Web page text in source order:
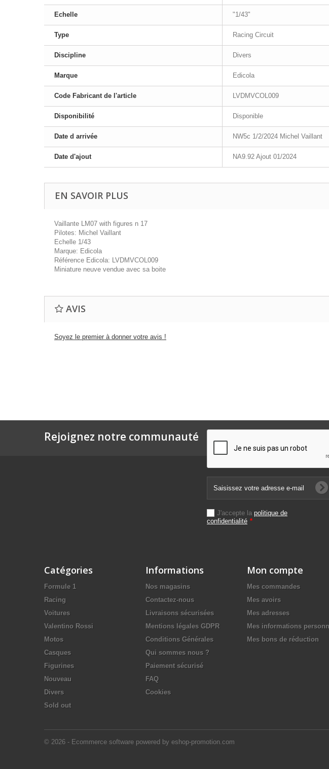
Echelle "1/43"
Type Racing Circuit
Discipline Divers
Marque Edicola
Code Fabricant de l'article LVDMVCOL009
Disponibilité Disponible
Date d arrivée NW5c 1/2/2024 Michel Vaillant
Date d'ajout NA9.92 Ajout 01/2024
EN SAVOIR PLUS
Vaillante LM07 with figures n 17
Pilotes: Michel Vaillant
Echelle 1/43
Marque: Edicola
Référence Edicola: LVDMVCOL009
Miniature neuve vendue avec sa boite
AVIS
Soyez le premier à donner votre avis !
Rejoignez notre communauté
J'accepte la politique de
confidentialité *
Catégories
Formule 1
Racing
Voitures
Valentino Rossi
Motos
Casques
Figurines
Nouveau
Divers
Sold out
Informations
Nos magasins
Contactez-nous
Livraisons sécurisées
Mentions légales GDPR
Conditions Générales
Qui sommes nous ?
Paiement sécurisé
FAQ
Cookies
© 2026 - Ecommerce software powered by eshop-promotion.com
Mon compte
Mes commandes
Mes avoirs
Mes adresses
Mes informations
Mes bons de réduction